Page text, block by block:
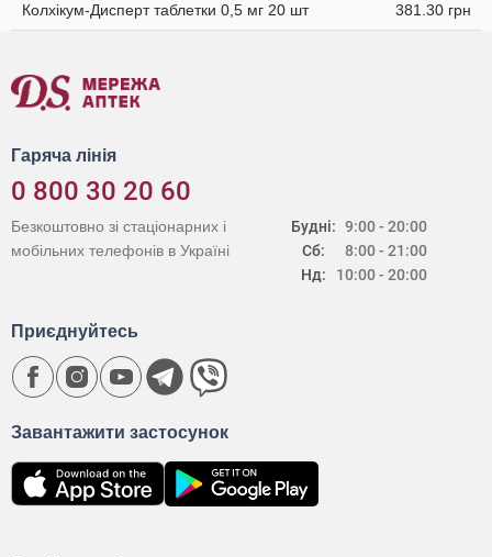
Колхікум-Дисперт таблетки 0,5 мг 20 шт 381.30 грн
Гаряча лінія
0 800 30 20 60
Будні:
Сб:
Нд:
9:00 - 20:00
8:00 - 21:00
10:00 - 20:00
Безкоштовно зі стаціонарних і
мобільних телефонів в Україні
Завантажити застосунок
Приєднуйтесь